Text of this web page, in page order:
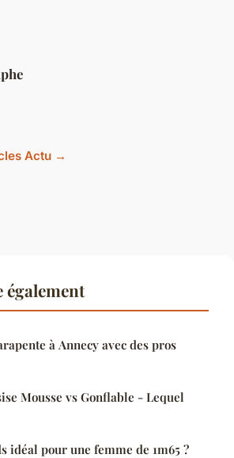
Actu →
à Annecy avec des pros
Mousse vs Gonflable - Lequel
idéal pour une femme de 1m65 ?